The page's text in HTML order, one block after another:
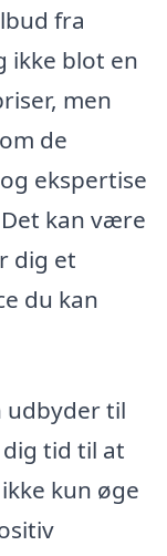
fra
ikke blot en
men
de
ekspertise
kan være
dig et
du kan
udbyder til
tid til at
kun øge